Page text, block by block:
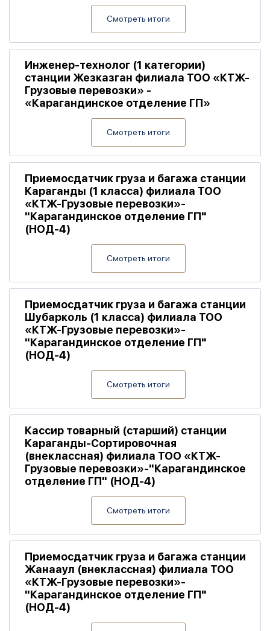
Смотреть итоги
Инженер-технолог (1 категории)
станции Жезказган филиала ТОО «КТЖ-
Грузовые перевозки» -
«Карагандинское отделение ГП»
Смотреть итоги
Приемосдатчик груза и багажа станции
Караганды (1 класса) филиала ТОО
«КТЖ-Грузовые перевозки»-
"Карагандинское отделение ГП"
(НОД-4)
Смотреть итоги
Приемосдатчик груза и багажа станции
Шубарколь (1 класса) филиала ТОО
«КТЖ-Грузовые перевозки»-
"Карагандинское отделение ГП"
(НОД-4)
Смотреть итоги
Кассир товарный (старший) станции
Караганды-Сортировочная
(внеклассная) филиала ТОО «КТЖ-
Грузовые перевозки»-"Карагандинское
отделение ГП" (НОД-4)
Смотреть итоги
Приемосдатчик груза и багажа станции
Жанааул (внеклассная) филиала ТОО
«КТЖ-Грузовые перевозки»-
"Карагандинское отделение ГП"
(НОД-4)